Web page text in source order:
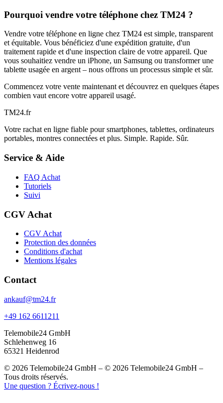
Pourquoi vendre votre téléphone chez TM24 ?
Vendre votre téléphone en ligne chez TM24 est simple, transparent
et équitable. Vous bénéficiez d'une expédition gratuite, d'un
traitement rapide et d'une inspection claire de votre appareil. Que
vous souhaitiez vendre un iPhone, un Samsung ou transformer une
tablette usagée en argent – nous offrons un processus simple et sûr.
Commencez votre vente maintenant et découvrez en quelques étapes
combien vaut encore votre appareil usagé.
TM24.fr
Votre rachat en ligne fiable pour smartphones, tablettes, ordinateurs
portables, montres connectées et plus. Simple. Rapide. Sûr.
Service & Aide
FAQ Achat
Tutoriels
Suivi
CGV Achat
CGV Achat
Protection des données
Conditions d'achat
Mentions légales
Contact
ankauf@tm24.fr
+49 162 6611211
Telemobile24 GmbH
Schlehenweg 16
65321 Heidenrod
© 2026 Telemobile24 GmbH – © 2026 Telemobile24 GmbH –
Tous droits réservés.
Une question ? Écrivez-nous !